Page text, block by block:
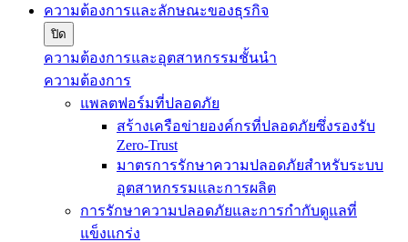
ความต้องการและลักษณะของธุรกิจ
ปิด
ความต้องการและอุตสาหกรรมชั้นนำ
ความต้องการ
แพลตฟอร์มที่ปลอดภัย
สร้างเครือข่ายองค์กรที่ปลอดภัยซึ่งรองรับ
Zero-Trust
มาตรการรักษาความปลอดภัยสำหรับระบบ
อุตสาหกรรมและการผลิต
การรักษาความปลอดภัยและการกำกับดูแลที่
แข็งแกร่ง